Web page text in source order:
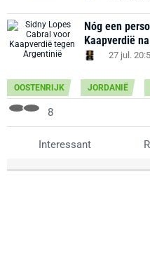
Nóg een
Kaapverdië
27 jul.
OOSTENRIJK JORDANIË
8
Interessant